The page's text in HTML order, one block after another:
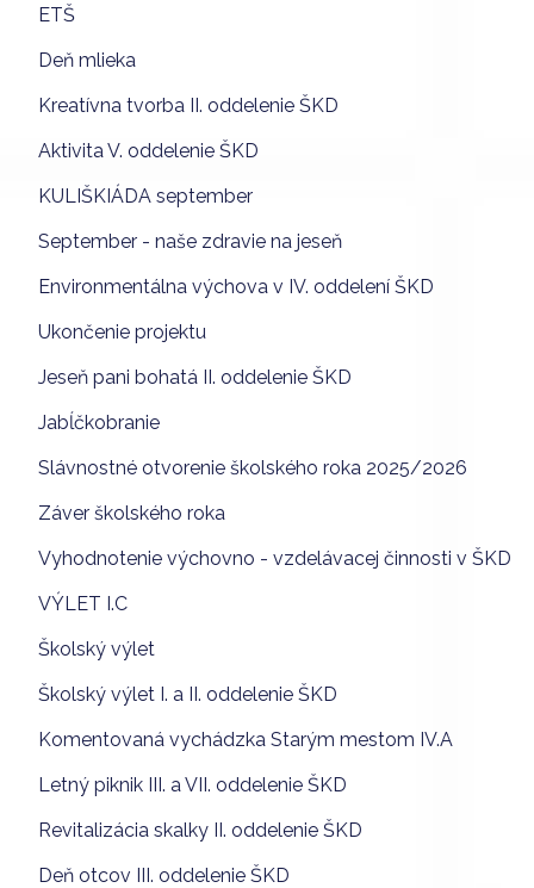
ETŠ
Deň mlieka
Kreatívna tvorba II. oddelenie ŠKD
Aktivita V. oddelenie ŠKD
KULIŠKIÁDA september
September - naše zdravie na jeseň
Environmentálna výchova v IV. oddelení ŠKD
Ukončenie projektu
Jeseň pani bohatá II. oddelenie ŠKD
Jabĺčkobranie
Slávnostné otvorenie školského roka 2025/2026
Záver školského roka
Vyhodnotenie výchovno - vzdelávacej činnosti v ŠKD
VÝLET I.C
Školský výlet
Školský výlet I. a II. oddelenie ŠKD
Komentovaná vychádzka Starým mestom IV.A
Letný piknik III. a VII. oddelenie ŠKD
Revitalizácia skalky II. oddelenie ŠKD
Deň otcov III. oddelenie ŠKD